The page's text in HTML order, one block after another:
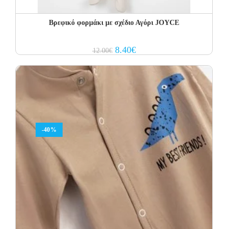
Βρεφικό φορμάκι με σχέδιο Αγόρι JOYCE
12.00€ Original
price
8.40€Current
price
-40%